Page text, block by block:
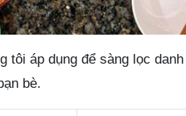
tôi áp dụng để sàng lọc
bè.